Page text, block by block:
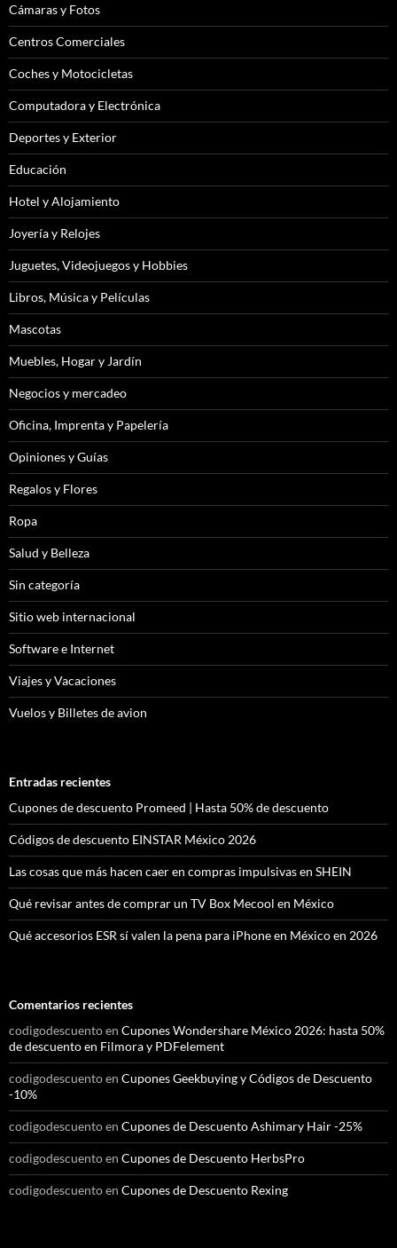
Cámaras y Fotos
Centros Comerciales
Coches y Motocicletas
Computadora y Electrónica
Deportes y Exterior
Educación
Hotel y Alojamiento
Joyería y Relojes
Juguetes, Videojuegos y Hobbies
Libros, Música y Películas
Mascotas
Muebles, Hogar y Jardín
Negocios y mercadeo
Oficina, Imprenta y Papelería
Opiniones y Guías
Regalos y Flores
Ropa
Salud y Belleza
Sin categoría
Sitio web internacional
Software e Internet
Viajes y Vacaciones
Vuelos y Billetes de avion
Entradas recientes
Cupones de descuento Promeed | Hasta 50% de descuento
Códigos de descuento EINSTAR México 2026
Las cosas que más hacen caer en compras impulsivas en SHEIN
Qué revisar antes de comprar un TV Box Mecool en México
Qué accesorios ESR sí valen la pena para iPhone en México en 2026
Comentarios recientes
codigodescuentoen Cupones Wondershare México 2026: hasta 50%
de descuento en Filmora y PDFelement
codigodescuentoen Cupones Geekbuying y Códigos de Descuento
-10%
codigodescuentoen Cupones de Descuento Ashimary Hair -25%
codigodescuentoen Cupones de Descuento HerbsPro
codigodescuentoen Cupones de Descuento Rexing